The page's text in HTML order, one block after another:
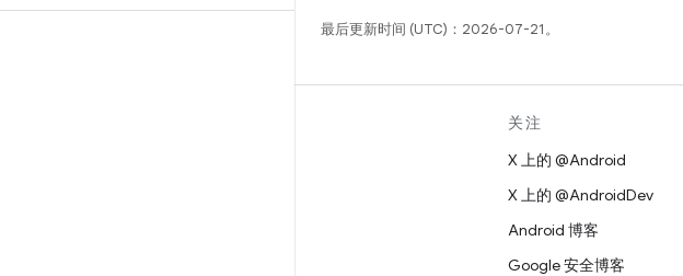
最后更新时间 (UTC)：2026-07-21。
关注
X 上的 @Android
X 上的 @AndroidDev
Android 博客
Google 安全博客